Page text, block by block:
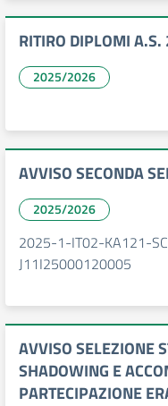
RITIRO DIPLOMI
2025/2026
AVVISO SECONDA
2025/2026
2025-1-IT02-KA121-
J11I25000120005
AVVISO SELEZIONE
SHADOWING E
PARTECIPAZIONE